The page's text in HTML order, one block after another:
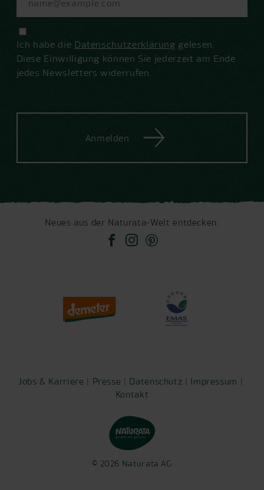
Ich habe die Datenschutzerklärung gelesen.
Diese Einwilligung können Sie jederzeit am Ende
jedes Newsletters widerrufen.
Anmelden
Neues aus der Naturata-Welt entdecken:
Jobs & Karriere | Presse | Datenschutz | Impressum | ​​​​​​
Kontakt
© 2026 Naturata AG